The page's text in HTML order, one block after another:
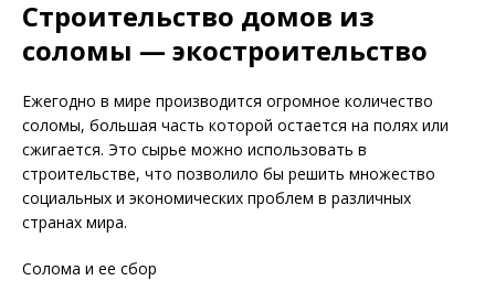
Строительство домов из
соломы — экостроительство
Ежегодно в мире производится огромное количество
соломы, большая часть которой остается на полях или
сжигается. Это сырье можно использовать в
строительстве, что позволило бы решить множество
социальных и экономических проблем в различных
странах мира.
Солома и ее сбор